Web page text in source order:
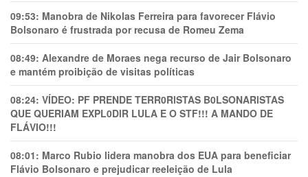
09:53: Manobra de Nikolas Ferreira para favorecer Flávio
Bolsonaro é frustrada por recusa de Romeu Zema
08:49: Alexandre de Moraes nega recurso de Jair Bolsonaro
e mantém proibição de visitas políticas
08:24: VÍDEO: PF PRENDE TERR0RlSTAS B0LSONARlSTAS
QUE QUERIAM EXPL0DlR LULA E O STF!!! A MANDO DE
FLÁVIO!!!
08:01: Marco Rubio lidera manobra dos EUA para beneficiar
Flávio Bolsonaro e prejudicar reeleição de Lula